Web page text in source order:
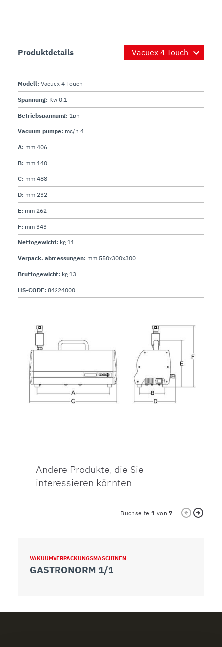
Produktdetails
Modell: Vacuex 4 Touch
Spannung: Kw 0,1
Betriebspannung: 1ph
Vacuum pumpe: mc/h 4
A: mm 406
B: mm 140
C: mm 488
D: mm 232
E: mm 262
F: mm 343
Nettogewicht: kg 11
Verpack. abmessungen: mm 550x300x300
Bruttogewicht: kg 13
HS-CODE: 84224000
Andere Produkte, die Sie
interessieren könnten
Buchseite1 von 7
VAKUUMVERPACKUNGSMASCHINEN
GASTRONORM 1/1